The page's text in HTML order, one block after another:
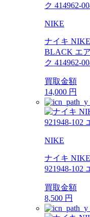
NIKE
ナイキ
BLACK エ
ク 414962-
買取金額
14,000 円
NIKE
ナイキ
921948-102
買取金額
8,500 円